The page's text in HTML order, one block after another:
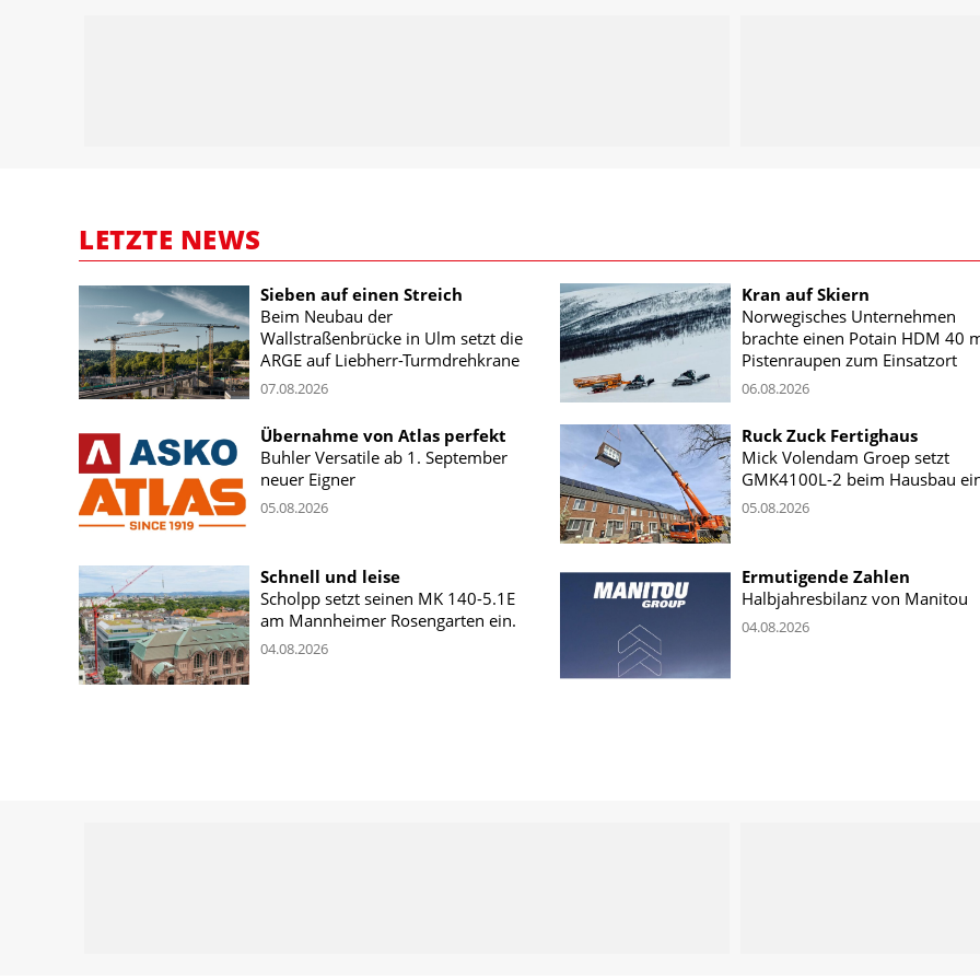
LETZTE NEWS
Sieben auf einen Streich
Beim Neubau der
Wallstraßenbrücke in Ulm setzt die
ARGE auf Liebherr-Turmdrehkrane
07.08.2026
Kran auf Skiern
Norwegisches Unternehmen
brachte einen Potain HDM 40
Pistenraupen zum Einsatzort
06.08.2026
Übernahme von Atlas perfekt
Buhler Versatile ab 1. September
neuer Eigner
05.08.2026
Ruck Zuck Fertighaus
Mick Volendam Groep setzt
GMK4100L-2 beim Hausbau
05.08.2026
Schnell und leise
Scholpp setzt seinen MK 140-5.1E
am Mannheimer Rosengarten ein.
04.08.2026
Ermutigende Zahlen
Halbjahresbilanz von Manitou
04.08.2026